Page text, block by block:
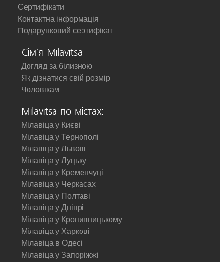
Сертифікати
Контактна інформація
Подарунковий сертифікат
Сім'я Milavitsa
Догляд за білизною
Як дізнатися свій розмір
Чоловікам
Milavitsa по містах:
Мілавіца у Києві
Мілавіца у Тернополі
Мілавіца у Львові
Мілавіца у Луцьку
Мілавіца у Кременчуці
Мілавіца у Черкасах
Мілавіца у Полтаві
Мілавіца у Дніпрі
Мілавіца у Кропивницькому
Мілавіца у Харкові
Мілавіца в Одесі
Мілавіца у Запоріжжі